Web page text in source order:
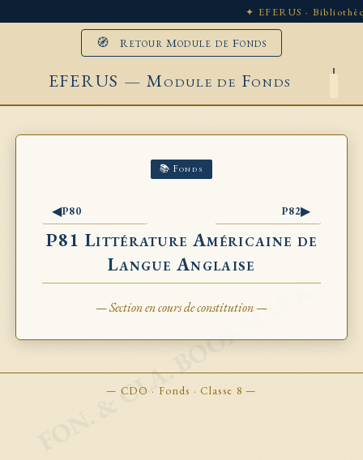
FON. & CLA. BOOKMARKS
✦ EFERUS ·
🧭 Retour Module de Fonds
EFERUS — Module de Fonds
📚 Fonds
◀P80 P82▶
P81 Littérature Américaine de
Langue Anglaise
— Section en cours de constitution —
— CDO · Fonds · Classe 8 —